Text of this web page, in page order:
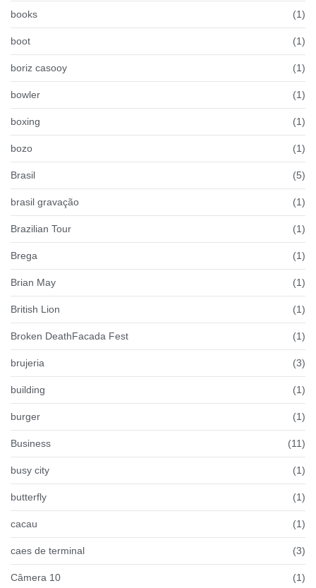
books (1)
boot (1)
boriz casooy (1)
bowler (1)
boxing (1)
bozo (1)
Brasil (5)
brasil gravação (1)
Brazilian Tour (1)
Brega (1)
Brian May (1)
British Lion (1)
Broken DeathFacada Fest (1)
brujeria (3)
building (1)
burger (1)
Business (11)
busy city (1)
butterfly (1)
cacau (1)
caes de terminal (3)
Câmera 10 (1)